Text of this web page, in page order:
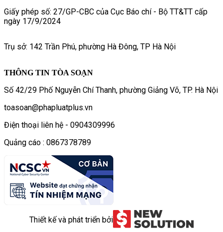
Giấy phép số: 27/GP-CBC của Cục Báo chí - Bộ TT&TT cấp
ngày 17/9/2024
Trụ sở: 142 Trần Phú, phường Hà Đông, TP Hà Nội
THÔNG TIN TÒA SOẠN
Số 42/29 Phố Nguyễn Chí Thanh, phường Giảng Võ, TP. Hà Nội
toasoan@phapluatplus.vn
Điện thoại liên hệ - 0904309996
Quảng cáo : 0867378789
Thiết kế và phát triển bởi